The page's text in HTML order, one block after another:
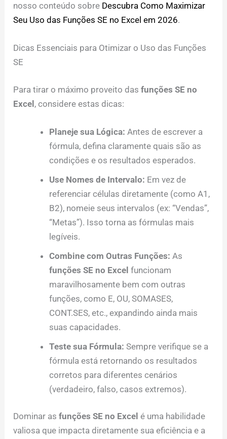
nosso conteúdo sobre Descubra Como Maximizar
Seu Uso das Funções SE no Excel em 2026.
Dicas Essenciais para Otimizar o Uso das Funções
SE
Para tirar o máximo proveito dasfunções SE no
Excel, considere estas dicas:
Planeje sua Lógica: Antes de escrever a
fórmula, defina claramente quais são as
condições e os resultados esperados.
Use Nomes de Intervalo: Em vez de
referenciar células diretamente (como A1,
B2), nomeie seus intervalos (ex: “Vendas”,
“Metas”). Isso torna as fórmulas mais
legíveis.
Combine com Outras Funções: As
funções SE no Excel funcionam
maravilhosamente bem com outras
funções, como E, OU, SOMASES,
CONT.SES, etc., expandindo ainda mais
suas capacidades.
Teste sua Fórmula: Sempre verifique se a
fórmula está retornando os resultados
corretos para diferentes cenários
(verdadeiro, falso, casos extremos).
Dominar asfunções SE no Excel é uma habilidade
valiosa que impacta diretamente sua eficiência e a